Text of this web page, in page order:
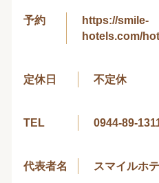
予約
https://smile-
hotels.com/
定休日 不定休
TEL 0944-89-
代表者名 スマイルホ